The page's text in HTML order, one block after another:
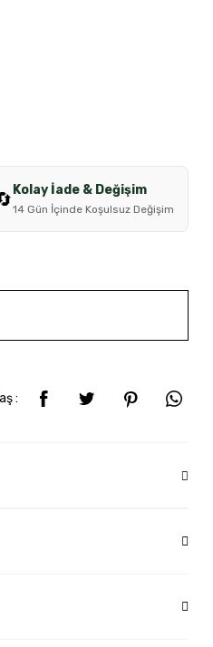
Kolay İade & Değişim
14 Gün İçinde Koşulsuz Değişim
: